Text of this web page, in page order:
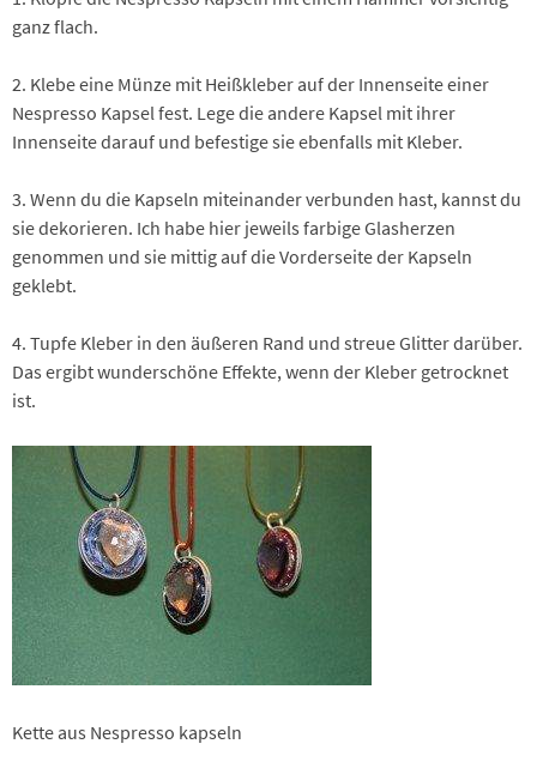
ganz flach.
2. Klebe eine Münze mit Heißkleber auf der Innenseite einer
Nespresso Kapsel fest. Lege die andere Kapsel mit ihrer
Innenseite darauf und befestige sie ebenfalls mit Kleber.
3. Wenn du die Kapseln miteinander verbunden hast, kannst du
sie dekorieren. Ich habe hier jeweils farbige Glasherzen
genommen und sie mittig auf die Vorderseite der Kapseln
geklebt.
4. Tupfe Kleber in den äußeren Rand und streue Glitter darüber.
Das ergibt wunderschöne Effekte, wenn der Kleber getrocknet
ist.
Kette aus Nespresso kapseln